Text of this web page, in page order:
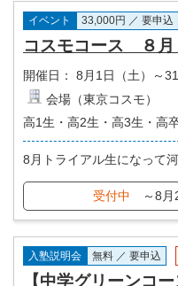
イベント 33,000円 ／ 要申込
コスモコース ８月
開催日：
8月1日（土）～
会場（東京コスモ）
高1生・高2生・高3生・高
8月トライアル生になって
受付中 ～8
入塾説明会 無料 ／ 要申込
【中学グリーンコ